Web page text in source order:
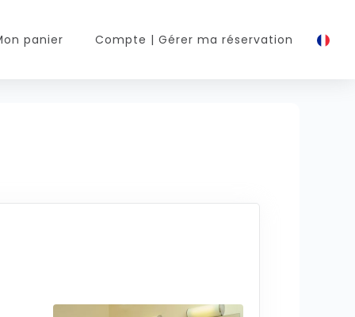
panier Compte | Gérer ma réservation